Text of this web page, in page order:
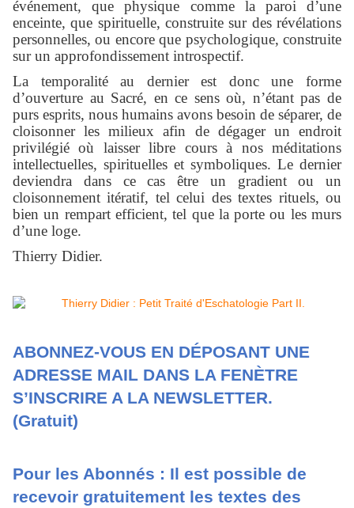
événement, que physique comme la paroi d’une
enceinte, que spirituelle, construite sur des révélations
personnelles, ou encore que psychologique, construite
sur un approfondissement introspectif.
La temporalité au dernier est donc une forme
d’ouverture au Sacré, en ce sens où, n’étant pas de
purs esprits, nous humains avons besoin de séparer, de
cloisonner les milieux afin de dégager un endroit
privilégié où laisser libre cours à nos méditations
intellectuelles, spirituelles et symboliques. Le dernier
deviendra dans ce cas être un gradient ou un
cloisonnement itératif, tel celui des textes rituels, ou
bien un rempart efficient, tel que la porte ou les murs
d’une loge.
Thierry Didier.
ABONNEZ-VOUS EN DÉPOSANT UNE
ADRESSE MAIL DANS LA FENÈTRE
S’INSCRIRE A LA NEWSLETTER.
(Gratuit)
Pour les Abonnés : Il est possible de
recevoir gratuitement les textes des